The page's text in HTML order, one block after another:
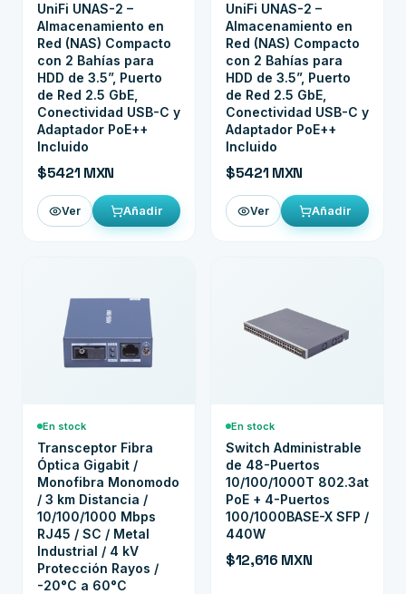
UniFi UNAS-2 –
Almacenamiento en
Red (NAS) Compacto
con 2 Bahías para
HDD de 3.5”, Puerto
de Red 2.5 GbE,
Conectividad USB-C y
Adaptador PoE++
Incluido
$5421 MXN
Ver Añadir
UniFi UNAS-2 –
Almacenamiento en
Red (NAS) Compacto
con 2 Bahías para
HDD de 3.5”, Puerto
de Red 2.5 GbE,
Conectividad USB-C y
Adaptador PoE++
Incluido
$5421 MXN
Ver Añadir
En stock
Transceptor Fibra
Óptica Gigabit /
Monofibra Monomodo
/ 3 km Distancia /
10/100/1000 Mbps
RJ45 / SC / Metal
Industrial / 4 kV
Protección Rayos /
-20°C a 60°C
En stock
Switch Administrable
de 48-Puertos
10/100/1000T 802.3at
PoE + 4-Puertos
100/1000BASE-X SFP /
440W
$12,616 MXN